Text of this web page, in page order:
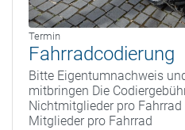
Termin
Fahrradcodierung
Bitte Eigentumnachweis
mitbringen Die
Nichtmitglieder pro Fahrrad
Mitglieder pro Fahrrad